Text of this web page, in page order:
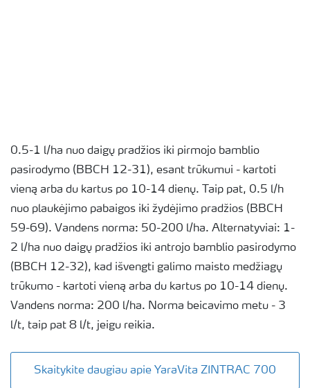
0.5-1 l/ha nuo daigų pradžios iki pirmojo bamblio
pasirodymo (BBCH 12-31), esant trūkumui - kartoti
vieną arba du kartus po 10-14 dienų. Taip pat, 0.5 l/h
nuo plaukėjimo pabaigos iki žydėjimo pradžios (BBCH
59-69). Vandens norma: 50-200 l/ha. Alternatyviai: 1-
2 l/ha nuo daigų pradžios iki antrojo bamblio pasirodymo
(BBCH 12-32), kad išvengti galimo maisto medžiagų
trūkumo - kartoti vieną arba du kartus po 10-14 dienų.
Vandens norma: 200 l/ha. Norma beicavimo metu - 3
l/t, taip pat 8 l/t, jeigu reikia.
Skaitykite daugiau apie YaraVita ZINTRAC 700